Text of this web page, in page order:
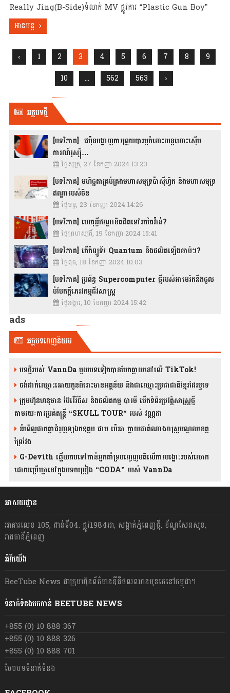
Really Jing(B-Side)ទំលាក់ MV ផ្លូវការ “Plastic Gun Boy”
អានបន្ត
‹ 1 2 3 4 5 6 7 8
9
10
... 562 563 ›
អត្ថបទថ្មី
[បទវិភាគ] ជប៉ុនបង្ហាញការព្រួយបារម្ភចំពោះយន្តហោះស៊ើប
ការណ៍រុស្ស៊ី…
ថ្ងៃសុក្រ, 27 ខែកញ្ញា 2024 13:23
[បទវិភាគ] មហិច្ឆតាគ្រប់គ្រងមហាសមុទ្រប៉ាស៊ីហ្វិក និងមហាសមុទ្រ
ឥណ្ឌារបស់ចិន
ថ្ងៃចន្ទ, 23 ខែកញ្ញា 2024 14:26
[បទវិភាគ] ហេតុអ្វីឥណ្ឌាខិតជិតទៅរកតៃវ៉ាន់?
ថ្ងៃព្រហស្បតិ៍, 19 ខែកញ្ញា 2024 15:41
[បទវិភាគ] តើកំព្យូទ័រ Quantum នឹងផលិតឡើងឆាប់ៗ?
ថ្ងៃពុធ, 18 ខែកញ្ញា 2024 10:03
[បទវិភាគ] ប្រព័ន្ធ Supercomputer ថ្មីរបស់អាមេរិកនឹងចូល
បំបែកក្តីភេរវកម្មជីវសាស្រ្ត
ថ្ងៃអង្គារ, 10 ខែកញ្ញា 2024 15:42
ads
អត្ថបទពេញនិយម
បទថ្មីរបស់ VannDa មួយបទទៀតបានបែកធ្លាយនៅលើ TikTok!
ចង់ដាក់ឈ្មោះអោយកូនពិរោះមានអត្ថន័យ និងជាឈ្មោះប្រជាជាតិខ្មែរដែរឬទេ
ក្រុមហ៊ុនហនុមាន ប៊ែវើរីជីស និង​ផលិតកម្ម បារមី​ បើកទំព័រប្រវត្តិសាស្ត្រថ្មី
តាមរយៈការប្រគំតន្រ្តី “SKULL TOUR” របស់ វណ្ណដា
អំពើល្អជាកត្តាជំរុញឲ្យឯកឧត្តម ជាម ប៉េអា ក្លាយជាតំណាងរាស្ត្រមណ្ឌលខេត្ត
ព្រៃវែង
G-Devith ឆ្លើយតបទៅកាន់អ្នកគាំទ្របញ្ចេញមតិលើការបង្ហោះរបស់លោក
ដោយប្រើឃ្លានៅក្នុងបទចម្រៀង “CODA” រ​​​បស់ VannDa
អាសយដ្ឋាន
អាគារលេខ 105, ជាន់ទី04. ផ្លូវ1984អា, សង្កាត់ភ្នំពេញថ្មី, ខ័ណ្ឌសែនសុខ,
រាជធានីភ្នំពេញ
អំពីយើង
BeeTube News ជា​ក្រុមហ៊ុន​ព័ត៌មាន​ឌីជីថលឈាន​មុខ​គេ​នៅ​កម្ពុជា។
ទំនាក់ទំនងមកកាន់ BEETUBE NEWS
+855 (0) 10 888 367
+855 (0) 10 888 326
+855 (0) 10 888 701
បែបបទទំនាក់ទំនង